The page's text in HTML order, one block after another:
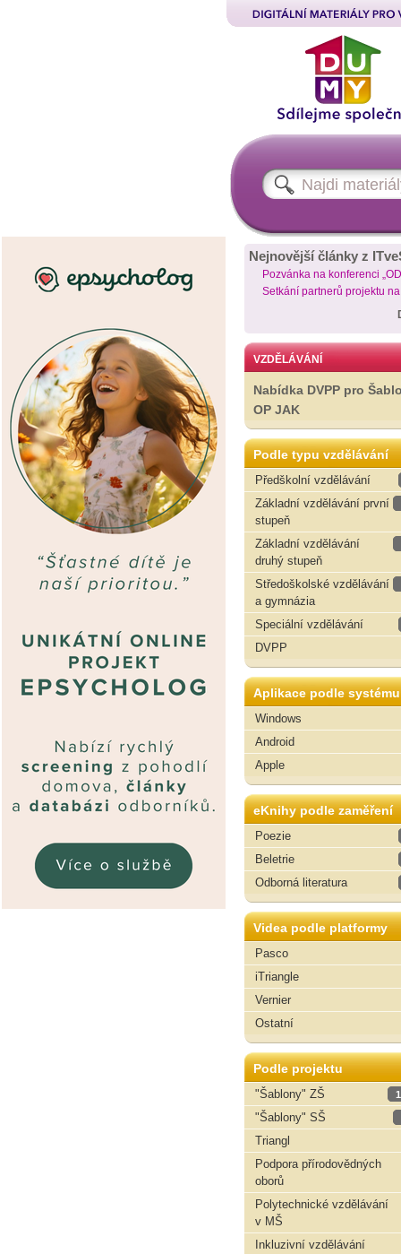
Nejnovější články z
Pozvánka na konferenci
Setkání partnerů projektu
VZDĚLÁVÁNÍ
Nabídka DVPP pro
OP JAK
Podle typu vzdělávání
Předškolní vzdělávání
Základní vzdělávání první
stupeň
Základní vzdělávání
druhý stupeň
Středoškolské vzdělávání
a gymnázia
Speciální vzdělávání
DVPP
Aplikace podle systému
Windows
Android
Apple
eKnihy podle zaměření
Poezie
Beletrie
Odborná literatura
Videa podle platformy
Pasco
iTriangle
Vernier
Ostatní
Podle projektu
"Šablony" ZŠ
"Šablony" SŠ
Triangl
Podpora přírodovědných
oborů
Polytechnické vzdělávání
v MŠ
Inkluzivní vzdělávání